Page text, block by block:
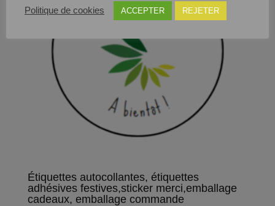
Étiquettes autocollantes, étiquettes
adhésives festives,sticker merci,emballage
cadeaux, emballage commande
Politique de cookies ACCEPTER REJETER